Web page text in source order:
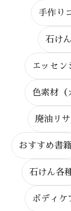
手作り
石け
エッセン
色素材（
廃油リ
おすすめ書籍
石けん各
ボディケ